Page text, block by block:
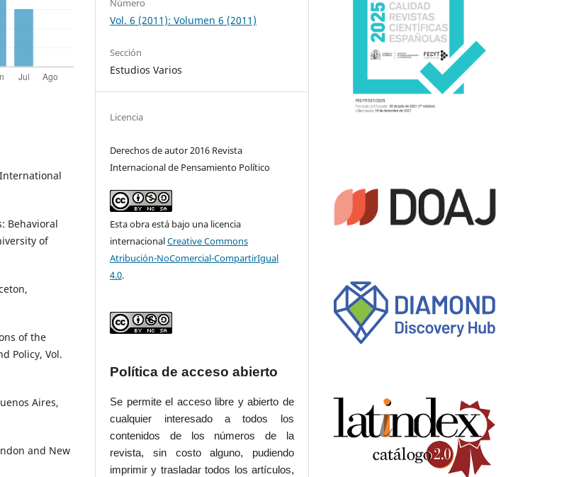
International
Behavioral
of
of the
Policy, Vol.
Aires,
and New
Número
Vol. 6 (2011): Volumen 6 (2011)
Sección
Estudios Varios
Licencia
Derechos de autor 2016 Revista
Internacional de Pensamiento Político
Esta obra está bajo una licencia
internacionalCreative Commons
Atribución-NoComercial-CompartirIgual
4.0.
Política de acceso abierto
Se permite el acceso libre y abierto de
cualquier interesado a todos los
contenidos de los números de la
revista, sin costo alguno, pudiendo
imprimir y trasladar todos los artículos,